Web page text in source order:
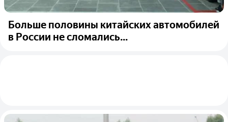
Больше половины китайских автомобилей
в России не сломались...